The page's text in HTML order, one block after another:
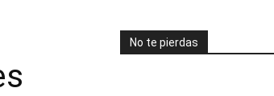
No te pierdas